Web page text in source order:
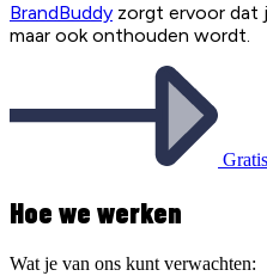
BrandBuddy zorgt ervoor dat
maar ook onthouden wordt.
Hoe we werken
Wat je van ons kunt verwachten: